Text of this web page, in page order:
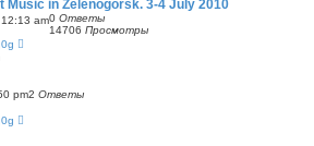
Music in Zelenogorsk. 3-4 July 2010
am0 Ответы
14706 Просмотры
pm2 Ответы